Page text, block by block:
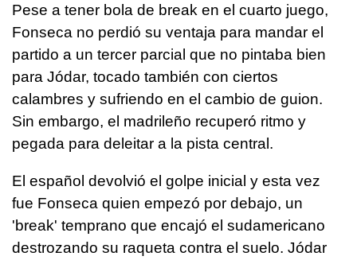
Pese a tener bola de break en el cuarto juego,
Fonseca no perdió su ventaja para mandar el
partido a un tercer parcial que no pintaba bien
para Jódar, tocado también con ciertos
calambres y sufriendo en el cambio de guion.
Sin embargo, el madrileño recuperó ritmo y
pegada para deleitar a la pista central.
El español devolvió el golpe inicial y esta vez
fue Fonseca quien empezó por debajo, un
'break' temprano que encajó el sudamericano
destrozando su raqueta contra el suelo. Jódar